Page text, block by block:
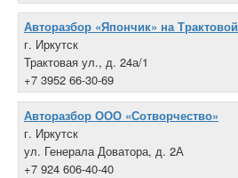
Авторазбор «Япончик» на Трактовой
г. Иркутск
Трактовая ул., д. 24а/1
+7 3952 66-30-69
Авторазбор ООО «Сотворчество»
г. Иркутск
ул. Генерала Доватора, д. 2А
+7 924 606-40-40